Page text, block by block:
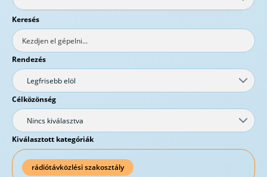
Keresés
Rendezés
Legfrisebb elöl
Célközönség
Nincs kiválasztva
Kiválasztott kategóriák
rádiótávközlési szakosztály